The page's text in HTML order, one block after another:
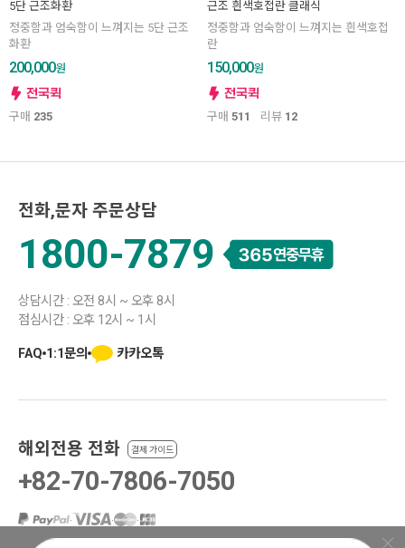
5단 근조화환
정중함과 엄숙함이 느껴지는 5단 근조
화환
200,000원
구매 235
근조 흰색호접란 클래식
정중함과 엄숙함이 느껴지는 흰색호접
란
150,000원
구매 511 리뷰 12
전화,문자 주문상담
1800-7879
상담시간 : 오전 8시 ~ 오후 8시
점심시간 : 오후 12시 ~ 1시
FAQ 1:1문의 카카오톡
해외전용 전화 결제 가이드
+82-70-7806-7050
· · ·